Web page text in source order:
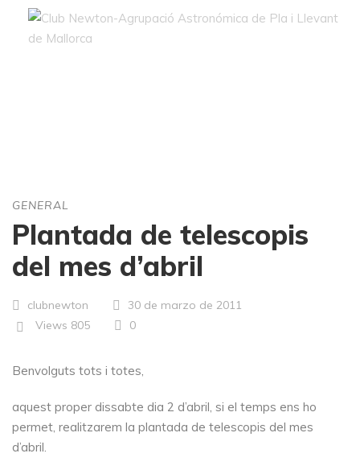
GENERAL
Plantada de telescopis
del mes d’abril
clubnewton
30 de marzo de 2011
Views 805 0
Benvolguts tots i totes,
aquest proper dissabte dia 2 d’abril, si el temps ens ho
permet, realitzarem la plantada de telescopis del mes
d’abril.